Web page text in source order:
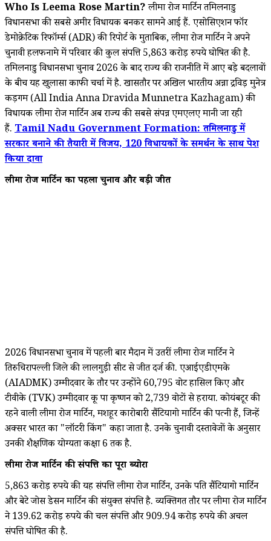
Who Is Leema Rose Martin?लीमा रोज मार्टिन तमिलनाडु
विधानसभा की सबसे अमीर विधायक बनकर सामने आई हैं. एसोसिएशन फॉर
डेमोक्रेटिक रिफॉर्म्स (ADR) की रिपोर्ट के मुताबिक, लीमा रोज मार्टिन ने अपने
चुनावी हलफनामे में परिवार की कुल संपत्ति 5,863 करोड़ रुपये घोषित की है.
तमिलनाडु विधानसभा चुनाव 2026 के बाद राज्य की राजनीति में आए बड़े बदलावों
के बीच यह खुलासा काफी चर्चा में है. खासतौर पर अखिल भारतीय अन्ना द्रविड़ मुनेत्र
कड़गम (All India Anna Dravida Munnetra Kazhagam) की
विधायक लीमा रोज मार्टिन अब राज्य की सबसे संपन्न एमएलए मानी जा रही
हैं. Tamil Nadu Government Formation: तमिलनाडु में
सरकार बनाने की तैयारी में विजय, 120 विधायकों के समर्थन के साथ पेश
किया दावा
लीमा रोज मार्टिन का पहला चुनाव और बड़ी जीत
2026 विधानसभा चुनाव में पहली बार मैदान में उतरीं लीमा रोज मार्टिन ने
तिरुचिरापल्ली जिले की लालगुड़ी सीट से जीत दर्ज की. एआईएडीएमके
(AIADMK) उम्मीदवार के तौर पर उन्होंने 60,795 वोट हासिल किए और
टीवीके (TVK) उम्मीदवार कू पा कृष्णन को 2,739 वोटों से हराया. कोयंबटूर की
रहने वाली लीमा रोज मार्टिन, मशहूर कारोबारी सैंटियागो मार्टिन की पत्नी हैं, जिन्हें
अक्सर भारत का "लॉटरी किंग" कहा जाता है. उनके चुनावी दस्तावेजों के अनुसार
उनकी शैक्षणिक योग्यता कक्षा 6 तक है.
लीमा रोज मार्टिन की संपत्ति का पूरा ब्योरा
5,863 करोड़ रुपये की यह संपत्ति लीमा रोज मार्टिन, उनके पति सैंटियागो मार्टिन
और बेटे जोस डेसन मार्टिन की संयुक्त संपत्ति है. व्यक्तिगत तौर पर लीमा रोज मार्टिन
ने 139.62 करोड़ रुपये की चल संपत्ति और 909.94 करोड़ रुपये की अचल
संपत्ति घोषित की है.